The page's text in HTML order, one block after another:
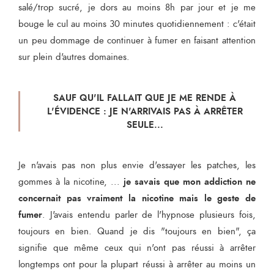
salé/trop sucré, je dors au moins 8h par jour et je me
bouge le cul au moins 30 minutes quotidiennement : c'était
un peu dommage de continuer à fumer en faisant attention
sur plein d'autres domaines.
SAUF QU'IL FALLAIT QUE JE ME RENDE À
L'ÉVIDENCE : JE N'ARRIVAIS PAS À ARRÊTER
SEULE...
Je n'avais pas non plus envie d'essayer les patches, les
gommes à la nicotine, ... je savais que mon addiction ne
concernait pas vraiment la nicotine mais le geste de
fumer. J'avais entendu parler de l'hypnose plusieurs fois,
toujours en bien. Quand je dis "toujours en bien", ça
signifie que même ceux qui n'ont pas réussi à arrêter
longtemps ont pour la plupart réussi à arrêter au moins un